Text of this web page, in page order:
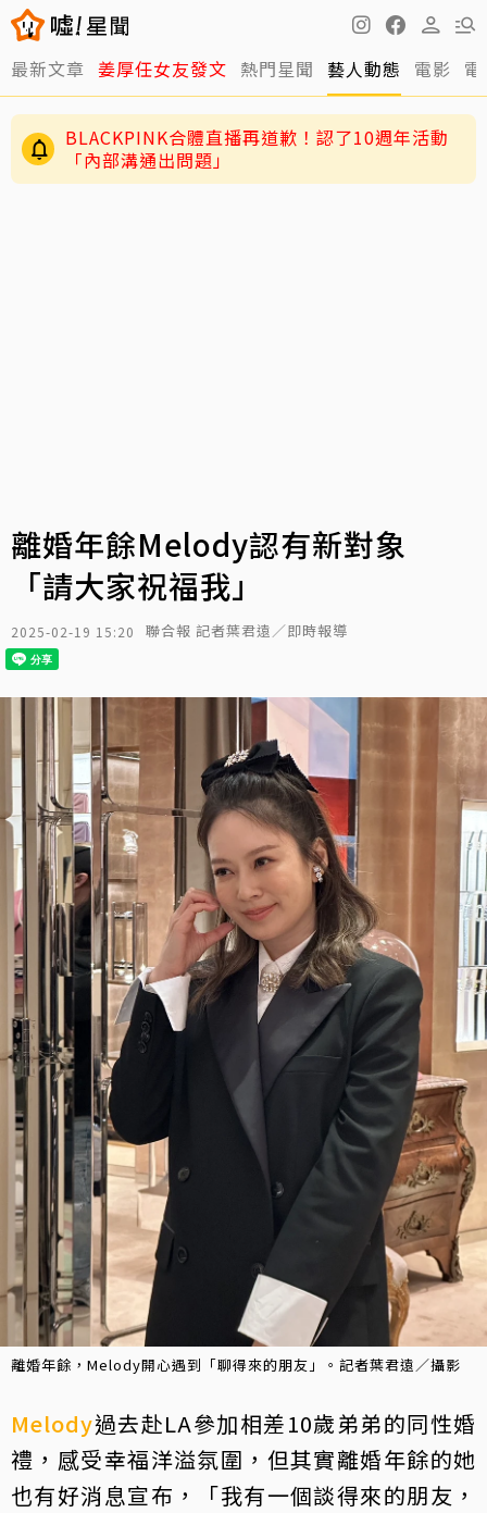
最新文章 姜厚任女友發文 熱門星聞 藝人動態 電影
BLACKPINK合體直播再道歉！認了10週年活動
「內部溝通出問題」
離婚年餘Melody認有新對象
「請大家祝福我」
2025-02-19 15:20 聯合報 記者葉君遠／即時報導
離婚年餘，Melody開心遇到「聊得來的朋友」。記者葉君遠／攝影
Melody過去赴LA參加相差10歲弟弟的同性婚
禮，感受幸福洋溢氛圍，但其實離婚年餘的她
也有好消息宣布，「我有一個談得來的朋友，